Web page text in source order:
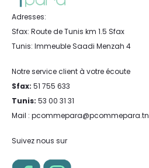
Adresses:
Sfax: Route de Tunis km 1.5 Sfax
Tunis: Immeuble Saadi Menzah 4
Notre service client à votre écoute
Sfax: 51 755 633
Tunis: 53 00 31 31
Mail : pcommepara@pcommepara.tn
Suivez nous sur